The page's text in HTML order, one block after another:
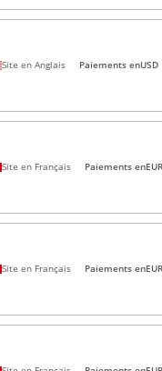
Site en Anglais Paiements enUSD
Site en Français Paiements enEUR
Site en Français Paiements enEUR